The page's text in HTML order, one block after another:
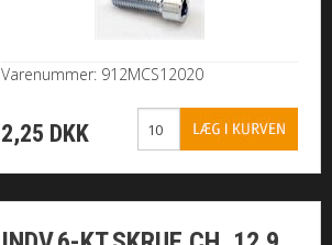
Varenummer: 912MCS12020
2,25 DKK